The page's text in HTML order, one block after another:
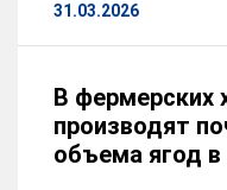
31.03.2026
В фермерских
производят
объема ягод в